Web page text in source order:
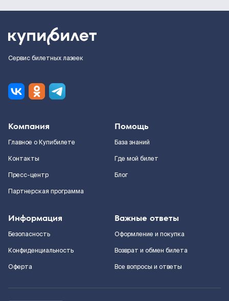
Сервис билетных лазеек
Компания
Главное о Купибилете
Контакты
Пресс-центр
Партнерская программа
Помощь
База знаний
Где мой билет
Блог
Информация
Безопасность
Конфиденциальность
Оферта
Важные ответы
Оформление и покупка
Возврат и обмен билета
Все вопросы и ответы